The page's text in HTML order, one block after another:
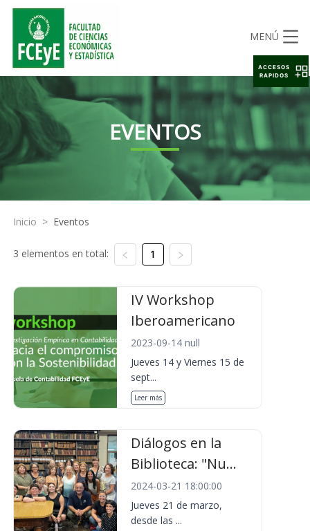
MENÚ
EVENTOS
Inicio > Eventos
3 elementos en total: 1
IV Workshop
Iberoamericano
2023-09-14 null
Jueves 14 y Viernes 15 de
sept...
Leer más
Diálogos en la
Biblioteca: "Nu...
2024-03-21 18:00:00
Jueves 21 de marzo,
desde las ...
ACCESOS
RAPIDOS